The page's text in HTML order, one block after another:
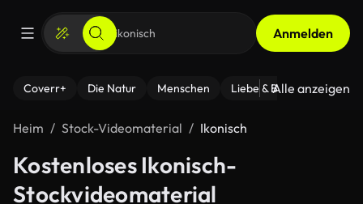
Anmelden
Coverr+ Die Natur Menschen Liebe & Beziehungen
Alle anzeigen
Heim Stock-Videomaterial Ikonisch
Kostenloses Ikonisch-
Stockvideomaterial